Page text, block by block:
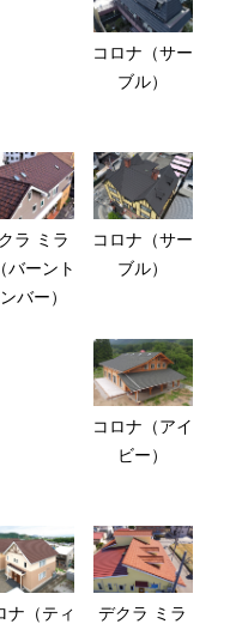
コロナ（サー
ブル）
ラ ミラ
バーント
バー）
コロナ（サー
ブル）
コロナ（アイ
ビー）
ナ（ティ
デクラ ミラ